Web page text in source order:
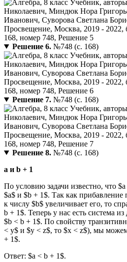
Решение 6.№748 (с. 168)
Решение 7.№748 (с. 168)
Решение 8.№748 (с. 168)
a и b + 1
По условию задачи известно, что
$a$ и $b + 1$. Так как прибавление
к числу $b$ увеличивает его, то
b + 1$. Теперь у нас есть система
$b < b + 1$. По свойству
< y$ и $y < z$, то $x < z$), мы
+ 1$.
Ответ: $a < b + 1$.